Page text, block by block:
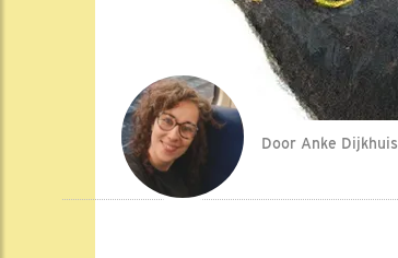
Door Anke Dijkhuis